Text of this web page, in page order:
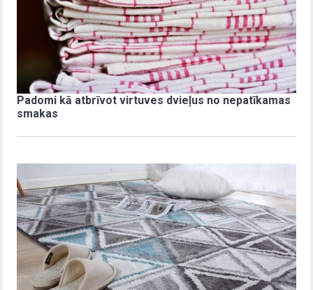
Padomi kā atbrīvot virtuves dvieļus no nepatīkamas
smakas